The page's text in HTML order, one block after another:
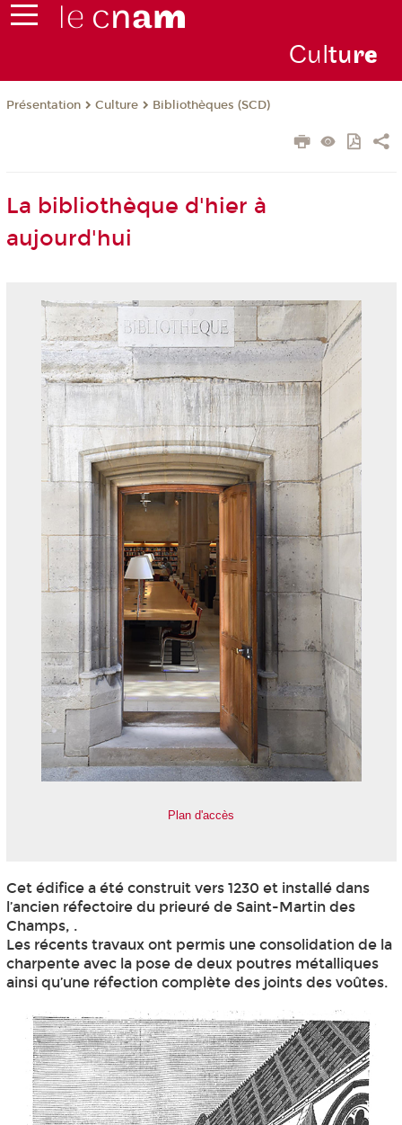
Culture
Présentation Culture Bibliothèques (SCD)
La bibliothèque d'hier à
aujourd'hui
Plan d'accès
Cet édifice a été construit vers 1230 et installé dans
l’ancien réfectoire du prieuré de Saint-Martin des
Champs, .
Les récents travaux ont permis une consolidation de la
charpente avec la pose de deux poutres métalliques
ainsi qu’une réfection complète des joints des voûtes.